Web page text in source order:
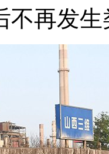
不再发